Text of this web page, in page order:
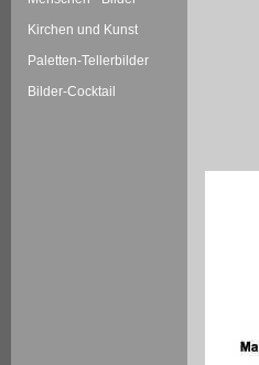
Kirchen und Kunst
Paletten-Tellerbilder
Bilder-Cocktail